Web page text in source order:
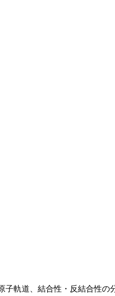
軌道、結合性・反結合性